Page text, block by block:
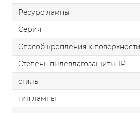
Ресурс лампы
Серия
Способ крепления к поверхности
Степень пылевлагозащиты, IP
стиль
тип лампы